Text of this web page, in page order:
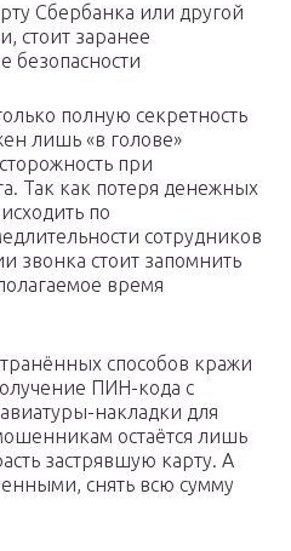
Сбербанка или другой
стоит заранее
безопасности
полную секретность
лишь «в голове»
при
Так как потеря денежных
по
сотрудников
звонка стоит запомнить
время
способов кражи
ПИН-кода с
накладки для
остаётся лишь
застрявшую карту. А
снять всю сумму